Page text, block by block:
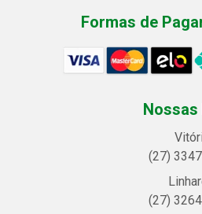
Formas de
Nossas
(27)
(27)